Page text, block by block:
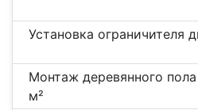
Установка ограничителя
Монтаж деревянного
м²